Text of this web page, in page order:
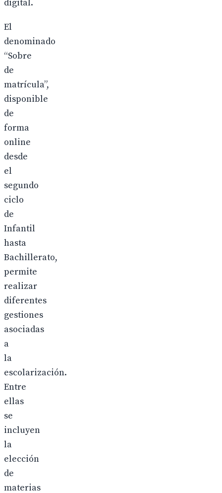
digital.
El
denominado
“Sobre
de
matrícula”,
disponible
de
forma
online
desde
el
segundo
ciclo
de
Infantil
hasta
Bachillerato,
permite
realizar
diferentes
gestiones
asociadas
a
la
escolarización.
Entre
ellas
se
incluyen
la
elección
de
materias